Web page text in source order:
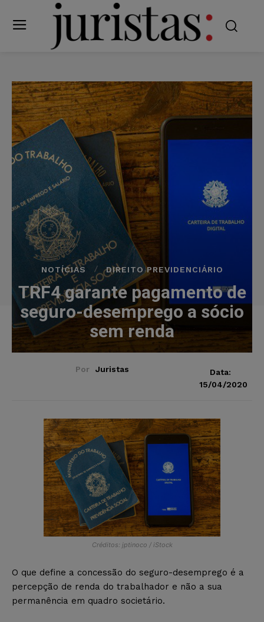
NOTÍCIAS DIREITO PREVIDENCIÁRIO
TRF4 garante pagamento de
seguro-desemprego a sócio
sem renda
Por Juristas
Data:
15/04/2020
Créditos: jptinoco / iStock
O que define a concessão do seguro-desemprego é a
percepção de renda do trabalhador e não a sua
permanência em quadro societário.